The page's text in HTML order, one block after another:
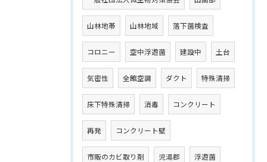
山林地帯 山林地域 落下菌検査
コロニー 空中浮遊菌 建設中 土台
気密性 全館空調 ダクト 特殊清掃
床下特殊清掃 消毒 コンクリート
再発 コンクリート壁
市販のカビ取り剤 児湯郡 浮遊菌